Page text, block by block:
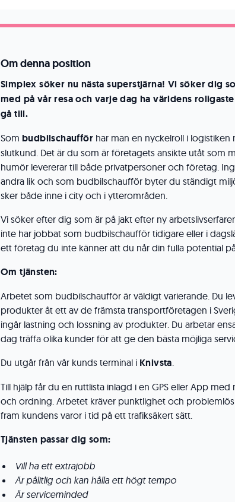
Om denna position
Simplex söker nu nästa superstjärna! Vi söker dig
med på vår resa och varje dag ha världens
gå till.
Som budbilschaufför har man en nyckelroll i logistiken
slutkund. Det är du som är företagets ansikte utåt som
humör levererar till både privatpersoner och företag.
andra lik och som budbilschaufför byter du ständigt
sker både inne i city och i ytterområden.
Vi söker efter dig som är på jakt efter ny
inte har jobbat som budbilschaufför tidigare eller i
ett företag du inte känner att du når din fulla potential
Om tjänsten:
Arbetet som budbilschaufför är väldigt varierande. Du
produkter åt ett av de främsta transportföretagen i
ingår lastning och lossning av produkter. Du arbetar
dag träffa olika kunder för att ge den bästa möjliga
Du utgår från vår kunds terminal i Knivsta.
Till hjälp får du en ruttlista inlagd i en GPS eller App
och ordning. Arbetet kräver punktlighet och
fram kundens varor i tid på ett trafiksäkert sätt.
Tjänsten passar dig som:
Vill ha ett extrajobb
Är pålitlig och kan hålla ett högt tempo
Är serviceminded